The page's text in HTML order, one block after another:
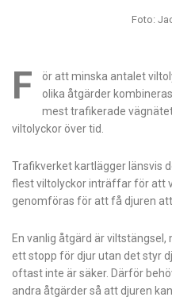
Foto:
F
ör att minska antalet
olika åtgärder
mest trafikerade
viltolyckor över tid.
Trafikverket kartlägger länsvis
flest viltolyckor inträffar för att
genomföras för att få djuren att
En vanlig åtgärd är
ett stopp för djur utan det styr
oftast inte är säker. Därför
andra åtgärder så att djuren